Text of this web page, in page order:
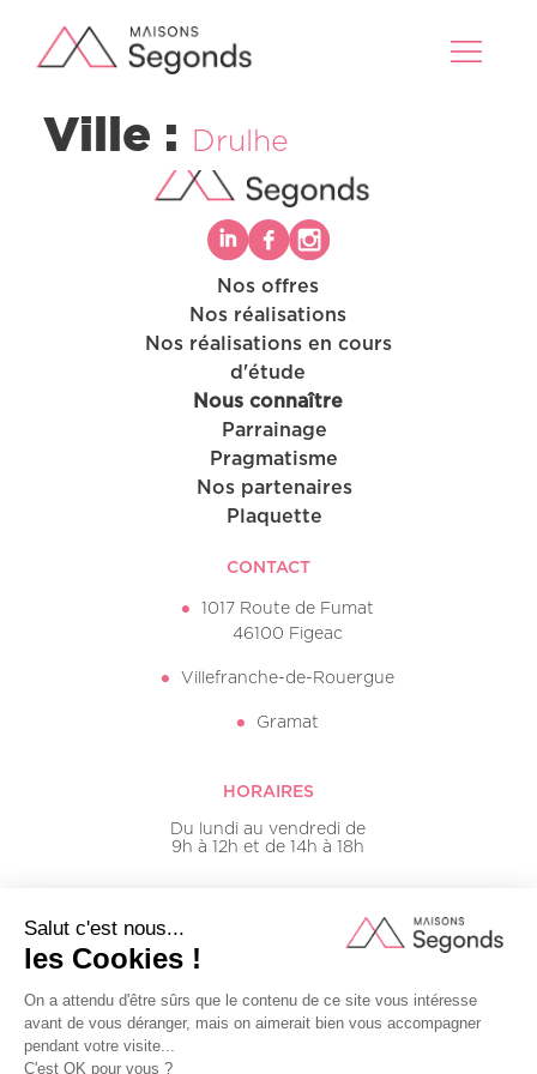
Nos offres
Nos réalisations
Nos projets en cours d’étude
Nous connaître
Ville : Drulhe
Nos offres
Nos réalisations
Nos réalisations en cours
d'étude
Nous connaître
Parrainage
Pragmatisme
Nos partenaires
Plaquette
CONTACT
1017 Route de Fumat
46100 Figeac
Villefranche-de-Rouergue
Gramat
HORAIRES
Du lundi au vendredi de
9h à 12h et de 14h à 18h
Mentions légales
Plan du site